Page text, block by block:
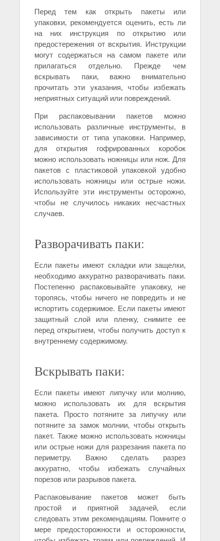
Перед тем как открыть пакеты или
упаковки, рекомендуется оценить, есть ли
на них инструкция по открытию или
предостережения от вскрытия. Инструкции
могут содержаться на самом пакете или
прилагаться отдельно. Прежде чем
вскрывать паки, важно внимательно
прочитать эти указания, чтобы избежать
неприятных ситуаций или повреждений.
При распаковывании пакетов можно
использовать различные инструменты, в
зависимости от типа упаковки. Например,
для открытия гофрированных коробок
можно использовать ножницы или нож. Для
пакетов с пластиковой упаковкой удобно
использовать ножницы или острые ножи.
Используйте эти инструменты осторожно,
чтобы не случилось никаких несчастных
случаев.
Разворачивать паки:
Если пакеты имеют складки или защелки,
необходимо аккуратно разворачивать паки.
Постепенно распаковывайте упаковку, не
торопясь, чтобы ничего не повредить и не
испортить содержимое. Если пакеты имеют
защитный слой или пленку, снимите ее
перед открытием, чтобы получить доступ к
внутреннему содержимому.
Вскрывать паки:
Если пакеты имеют липучку или молнию,
можно использовать их для вскрытия
пакета. Просто потяните за липучку или
потяните за замок молнии, чтобы открыть
пакет. Также можно использовать ножницы
или острые ножи для разрезания пакета по
периметру. Важно сделать разрез
аккуратно, чтобы избежать случайных
порезов или разрывов пакета.
Распаковывание пакетов может быть
простой и приятной задачей, если
следовать этим рекомендациям. Помните о
мере предосторожности и осторожности,